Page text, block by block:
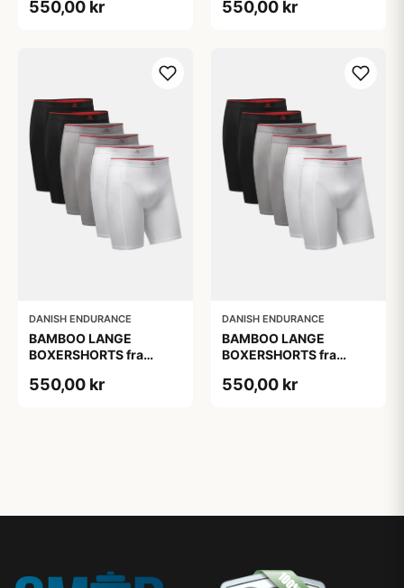
Sort/Rød | Grå | Hvid 6-
550,00 kr
Sort/Rød | Grå | Hvid 6-
550,00 kr
DANISH ENDURANCE
BAMBOO LANGE
BOXERSHORTS fra
Sort/Rød | Grå | Hvid 6-
550,00 kr
DANISH ENDURANCE
BAMBOO LANGE
BOXERSHORTS fra
Sort/Rød | Grå | Hvid 6-
550,00 kr